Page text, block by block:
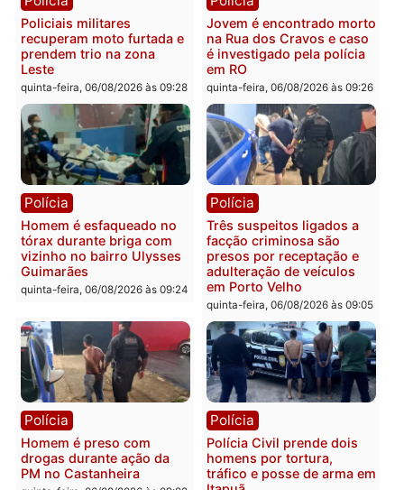
Homem é encontrado
morto em residência no
bairro Colina Park em RO
sexta-feira, 07/08/2026 às 09:30
Polícia Militar apreende
explosivos e
durante patrulhamento
fluvial no Rio Madeira em
Porto Velho
Polícia
Tragédia na BR-364:
colisão entre caminhão e
carro deixa quatro mortos
quinta-feira, 06/08/2026 às 20:51
Política
Ministro Dias Tofolli , do
TSE, determina
e processamento da
que pode levar à perda
mandato da prefeita de
Pimenta Bueno
quinta-feira, 06/08/2026 às
Polícia Polícia